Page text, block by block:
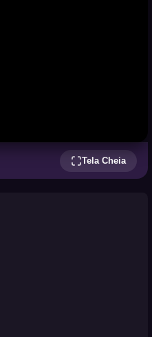
Tela Cheia